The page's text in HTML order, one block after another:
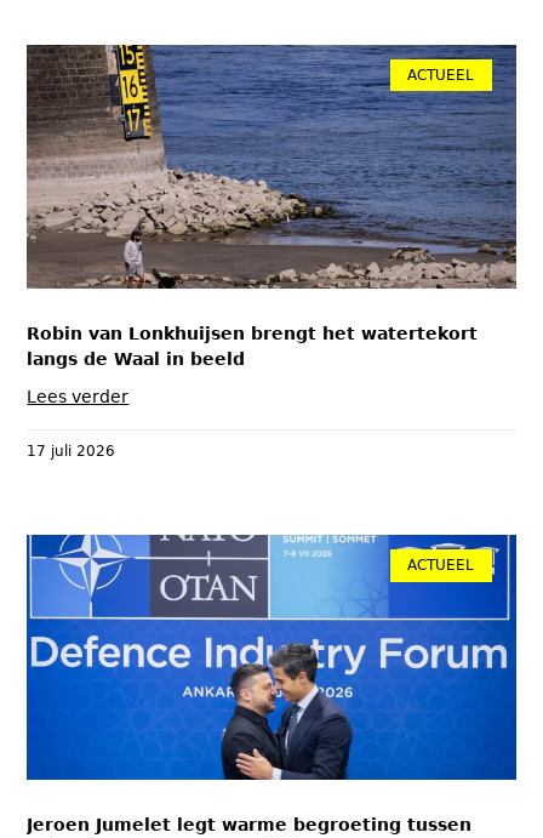
ACTUEEL
Robin van Lonkhuijsen brengt het watertekort
langs de Waal in beeld
Lees verder
17 juli 2026
ACTUEEL
Jeroen Jumelet legt warme begroeting tussen